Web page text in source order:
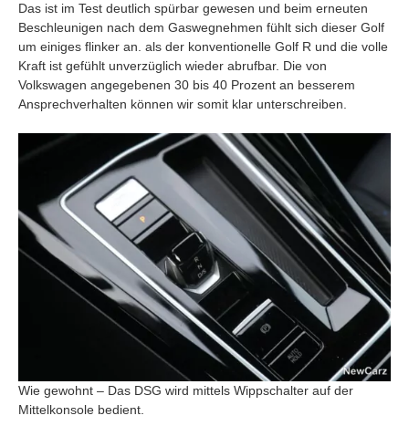
Das ist im Test deutlich spürbar gewesen und beim erneuten
Beschleunigen nach dem Gaswegnehmen fühlt sich dieser Golf
um einiges flinker an. als der konventionelle Golf R und die volle
Kraft ist gefühlt unverzüglich wieder abrufbar. Die von
Volkswagen angegebenen 30 bis 40 Prozent an besserem
Ansprechverhalten können wir somit klar unterschreiben.
Wie gewohnt – Das DSG wird mittels Wippschalter auf der
Mittelkonsole bedient.